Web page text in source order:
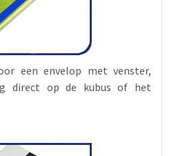
een envelop met venster,
direct op de kubus of het